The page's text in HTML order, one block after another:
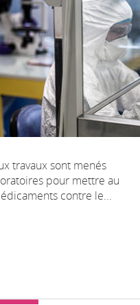
travaux sont menés
pour mettre au
contre le...